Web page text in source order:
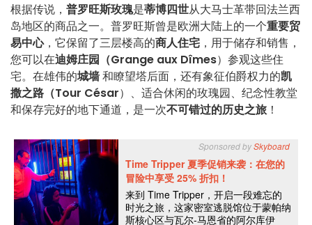
根据传说， 普罗旺斯玫瑰是蒂博四世从大马士革带回法兰西
岛地区的商品之一。普罗旺斯曾是欧洲大陆上的一个重要贸
易中心，它保留了三层楼高的商人住宅 ，用于储存和销售，
您可以在迪姆庄园（Grange aux Dîmes）参观这些住
宅。在雄伟的城墙和瞭望塔后面，还有象征伯爵权力的凯
撒之路（Tour César）、适合休闲的玫瑰园、纪念性教堂
和保存完好的地下通道，是一次不可错过的历史之旅 ！